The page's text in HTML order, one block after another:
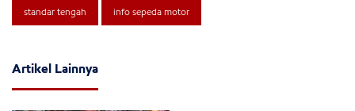
standar tengah info sepeda motor
Artikel Lainnya